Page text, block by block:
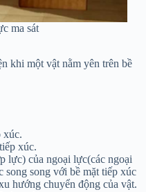
ma sát
khi một vật nằm yên trên bề
xúc.
xúc.
lực) của ngoại lực(các ngoại
song song với bề mặt tiếp xúc
hướng chuyển động của vật.